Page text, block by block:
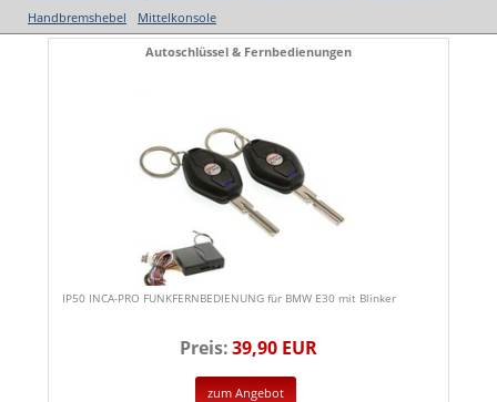
Handbremshebel
Mittelkonsole
Autoschlüssel & Fernbedienungen
IP50 INCA-PRO FUNKFERNBEDIENUNG für BMW E30 mit Blinker
Preis:39,90 EUR
zum Angebot